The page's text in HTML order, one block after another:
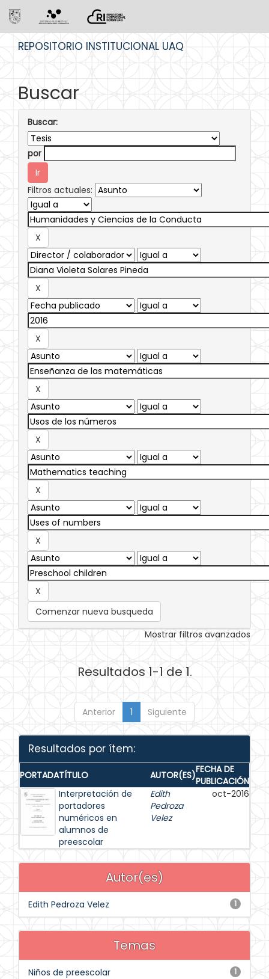
REPOSITORIO INSTITUCIONAL UAQ
Buscar
Buscar:
por
Filtros actuales:
Comenzar nueva busqueda
Mostrar filtros avanzados
Resultados 1-1 de 1.
Anterior 1 Siguiente
Resultados por ítem:
PORTADATÍTULO AUTOR(ES)FECHA DE
PUBLICACIÓN
Interpretación de
portadores
numéricos en
alumnos de
preescolar
Edith
Pedroza
Velez
oct-2016
Autor(es)
1
Edith Pedroza Velez
Temas
1
Niños de preescolar